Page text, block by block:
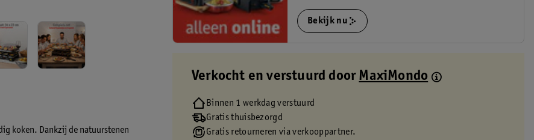
koken. Dankzij de natuurstenen
Bekijk nu
Verkocht en verstuurd door MaxiMondo
Binnen 1 werkdag verstuurd
Gratis thuisbezorgd
Gratis retourneren via verkooppartner.